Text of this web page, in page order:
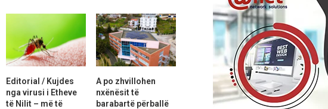
Editorial / Kujdes
nga virusi i Etheve
të Nilit – më të
A po zhvillohen
nxënësit të
barabartë përballë